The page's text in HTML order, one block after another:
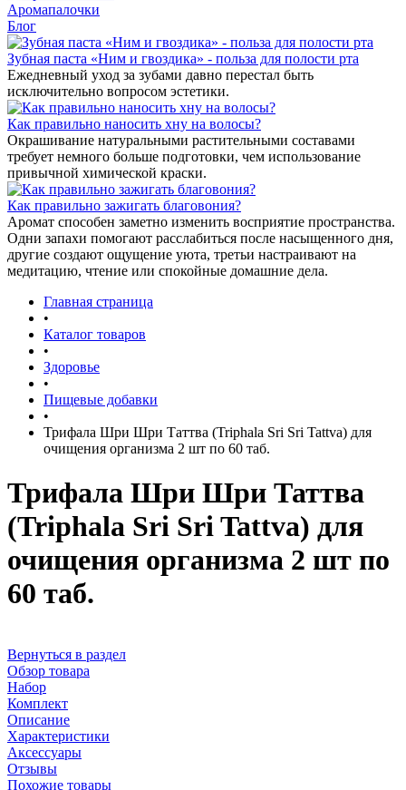
Аромапалочки
Блог
Зубная паста «Ним и гвоздика» - польза для полости рта
Ежедневный уход за зубами давно перестал быть
исключительно вопросом эстетики.
Как правильно наносить хну на волосы?
Окрашивание натуральными растительными составами
требует немного больше подготовки, чем использование
привычной химической краски.
Как правильно зажигать благовония?
Аромат способен заметно изменить восприятие пространства.
Одни запахи помогают расслабиться после насыщенного дня,
другие создают ощущение уюта, третьи настраивают на
медитацию, чтение или спокойные домашние дела.
Главная страница
•
Каталог товаров
•
Здоровье
•
Пищевые добавки
•
Трифала Шри Шри Таттва (Triphala Sri Sri Tattva) для
очищения организма 2 шт по 60 таб.
Трифала Шри Шри Таттва
(Triphala Sri Sri Tattva) для
очищения организма 2 шт по
60 таб.
Вернуться в раздел
Обзор товара
Набор
Комплект
Описание
Характеристики
Аксессуары
Отзывы
Похожие товары